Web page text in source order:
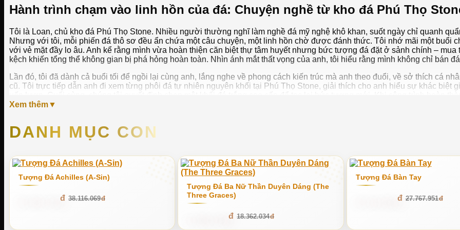
Hành trình chạm vào linh hồn của đá: Chuyện nghề từ kho đá Phú Thọ
Tôi là Loan, chủ kho đá Phú Thọ Stone. Nhiều người thường nghĩ làm nghề đá mỹ nghệ khô khan, suốt ngày chỉ quanh
Nhưng với tôi, mỗi phiến đá thô sơ đều ẩn chứa một câu chuyện, một linh hồn chờ được đánh thức. Tôi nhớ mãi một buổi
với vẻ mặt đầy lo âu. Anh kể rằng mình vừa hoàn thiện căn biệt thự tâm huyết nhưng bức tượng đá đặt ở sảnh chính –
kệch khiến tổng thể không gian bị phá hỏng hoàn toàn. Nhìn ánh mắt thất vọng của anh, tôi hiểu rằng mình không chỉ bán
Lần đó, tôi đã dành cả buổi tối để ngồi lại cùng anh, lắng nghe về phong cách kiến trúc mà anh theo đuổi, về sở thích cá
cũ. Tôi trực tiếp dẫn anh đi xem từng phôi đá tự nhiên nguyên khối tại Phú Thọ Stone, giải thích cho anh hiểu sự khác biệt
thật chặt, không nói gì nhiều nhưng ánh mắt rạng rỡ của anh là câu trả lời quý giá nhất cho những nỗ lực của tôi và đội ngũ
Stone, chúng tôi luôn khắt khe từ khâu tuyển chọn nguyên liệu đầu vào đến từng đường kim mũi chỉ của nghệ nhân. Việc
những hệ lụy về thẩm mỹ mà đôi khi tiền bạc không thể cứu vãn được. Câu chuyện của vị khách kia chỉ là một trong hàng
Trong bài viết hôm nay, tôi muốn trải lòng về hành trình mang những khối đá vô tri hóa thân thành những tác phẩm nghệ
có sức hút mãnh liệt đến thế, cách phân biệt các loại đá và quan trọng nhất là làm sao để chọn được một tác phẩm thực
của người làm nghề, tôi hy vọng những chia sẻ này sẽ giúp bạn có cái nhìn sâu sắc hơn trước khi quyết định đầu tư cho tổ
Tượng đá nghệ thuật – Sự giao thoa giữa thiên nhiên và bàn tay con người
Xem thêm
DANH MỤC CON
Tượng Đá Achilles (A-Sin)
38.116.069
Tượng Đá Ba Nữ Thần Duyên Dáng (The
Three Graces)
18.362.034
Tượng Đá Bàn Tay
27.767.951